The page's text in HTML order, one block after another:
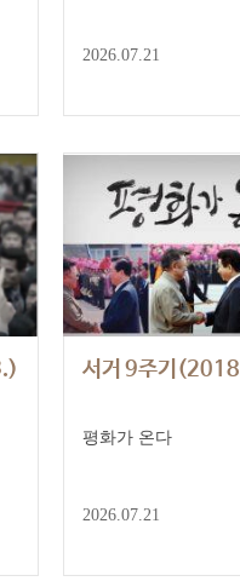
2026.07.21
서거 9주기
평화가 온다
2026.07.21